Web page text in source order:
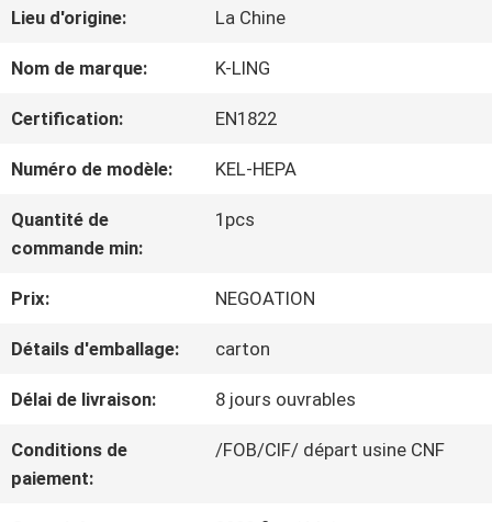
À
PROPOS
DE
NOUS
VISITE
DE
L'USINE
CONTRÔLE
Lieu d'origine: La Chine
Nom de marque: K-LING
Certification: EN1822
Numéro de modèle: KEL-HEPA
Quantité de
commande min:
1pcs
Prix: NEGOATION
Détails d'emballage: carton
Délai de livraison: 8 jours ouvrables
Conditions de
paiement:
/FOB/CIF/ départ usine CNF